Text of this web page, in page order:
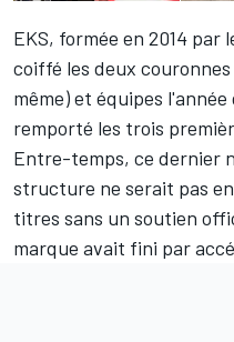
EKS, formée en 2014 par
coiffé les deux
même) et équipes
remporté les trois
Entre-temps, ce dernier
structure ne serait pas
titres sans un soutien
marque avait fini par